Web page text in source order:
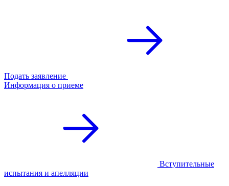
Подать заявление
Информация о приеме
Вступительные
испытания и апелляции